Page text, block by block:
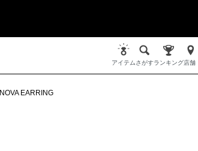
アイテムさがすランキング店舗
NOVA EARRING